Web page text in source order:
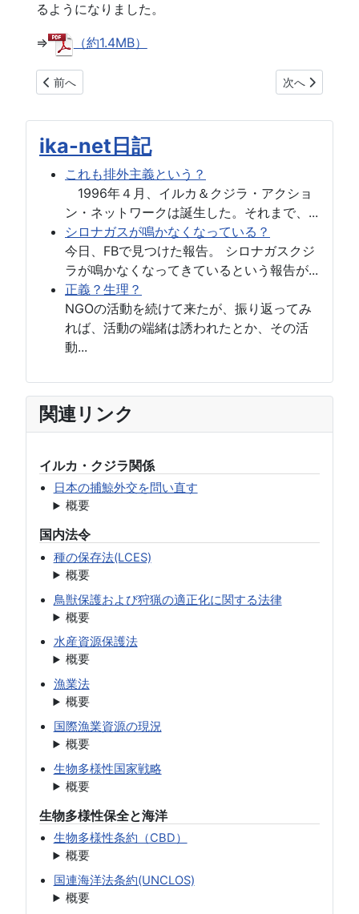
るようになりました。
⇒ （約1.4MB）
前の記事へ: 国会で持続的な 商業捕鯨確保の法案が審議されよ
前へ 次の記事へ:
次へ
ika-net日記
これも排外主義という？
1996年４月、イルカ＆クジラ・アクショ
ン・ネットワークは誕生した。それまで、...
シロナガスが鳴かなくなっている？
今日、FBで見つけた報告。 シロナガスクジ
ラが鳴かなくなってきているという報告が...
正義？生理？
NGOの活動を続けて来たが、振り返ってみ
れば、活動の端緒は誘われたとか、その活
動...
関連リンク
イルカ・クジラ関係
日本の捕鯨外交を問い直す
概要
国内法令
種の保存法(LCES)
概要
鳥獣保護および狩猟の適正化に関する法律
概要
水産資源保護法
概要
漁業法
概要
国際漁業資源の現況
概要
生物多様性国家戦略
概要
生物多様性保全と海洋
生物多様性条約（CBD）
概要
国連海洋法条約(UNCLOS)
概要